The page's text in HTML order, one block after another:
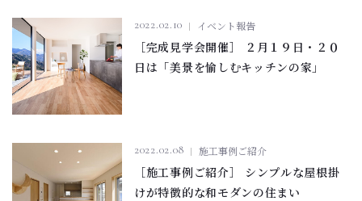
2022.02.10 イベント報告
［完成見学会開催］ ２月１９日・２０
日は「美景を愉しむキッチンの家」
2022.02.08 施工事例ご紹介
［施工事例ご紹介］ シンプルな屋根掛
けが特徴的な和モダンの住まい